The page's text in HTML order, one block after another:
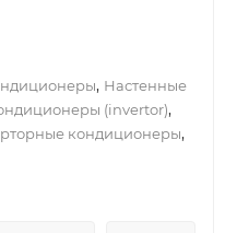
, Настенные
(invertor),
кондиционеры,